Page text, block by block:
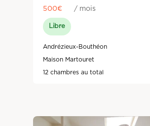
500€ / mois
Libre
Andrézieux-Bouthéon
Maison Martouret
12 chambres au total